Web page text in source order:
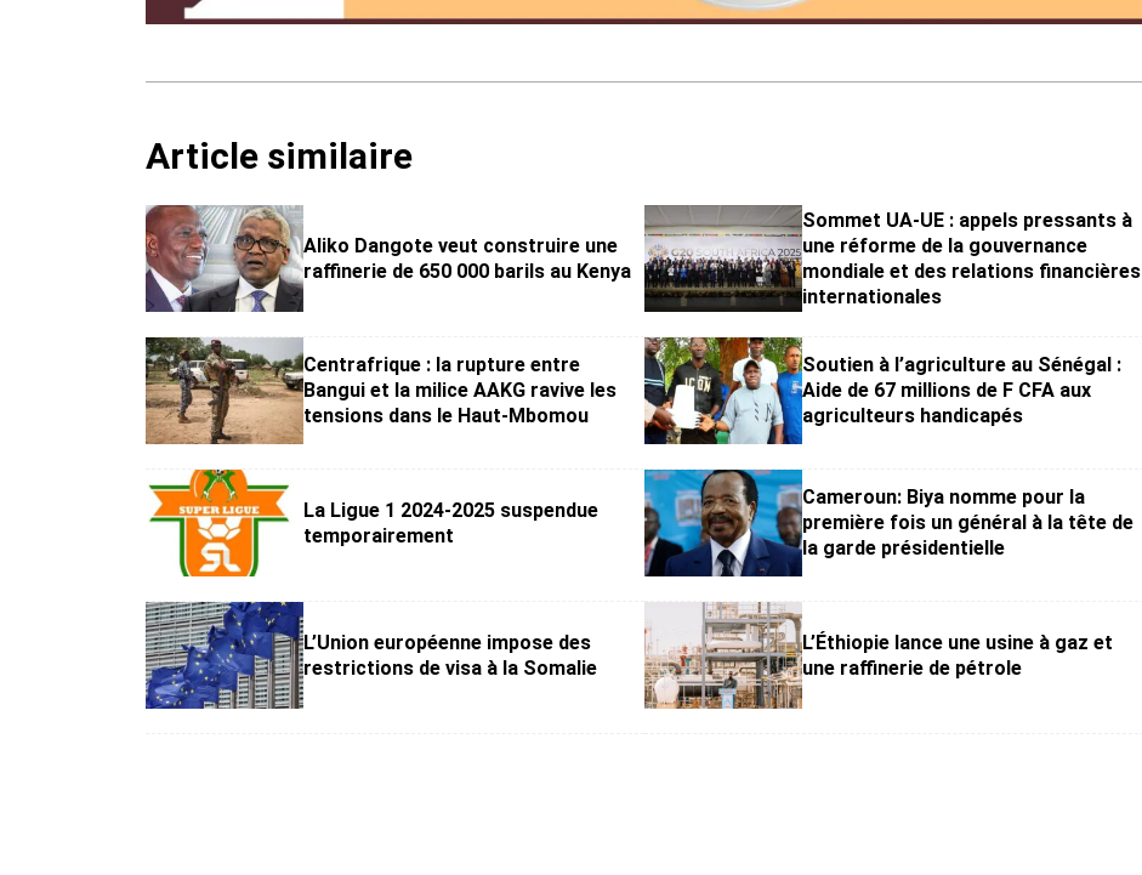
Article similaire
Aliko Dangote veut construire une
raffinerie de 650 000 barils au Kenya
Sommet UA-UE : appels pressants à
une réforme de la gouvernance
mondiale et des relations financières
internationales
Centrafrique : la rupture entre
Bangui et la milice AAKG ravive les
tensions dans le Haut-Mbomou
Soutien à l’agriculture au Sénégal :
Aide de 67 millions de F CFA aux
agriculteurs handicapés
La Ligue 1 2024-2025 suspendue
temporairement
Cameroun: Biya nomme pour la
première fois un général à la tête de
la garde présidentielle
L’Union européenne impose des
restrictions de visa à la Somalie
L’Éthiopie lance une usine à gaz et
une raffinerie de pétrole